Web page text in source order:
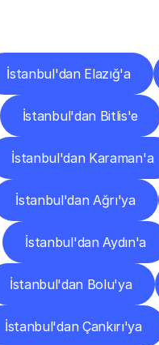
İstanbul'dan Elazığ'a
İstanbul'dan Bitlis'e
İstanbul'dan Karaman'a
İstanbul'dan Ağrı'ya
İstanbul'dan Aydın'a
İstanbul'dan Bolu'ya
İstanbul'dan Çankırı'ya